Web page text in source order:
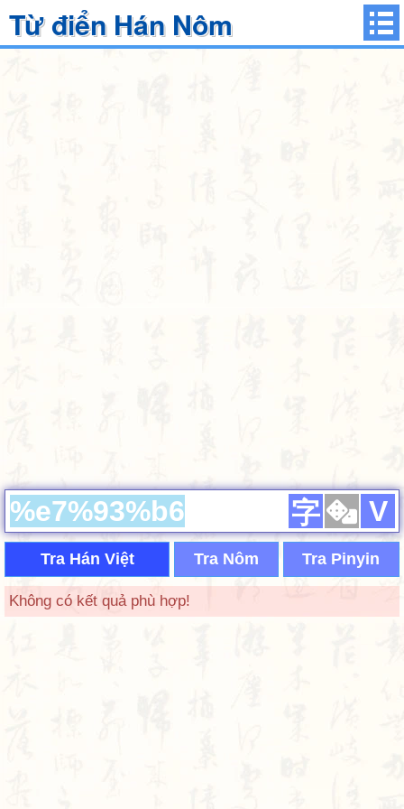
Từ điển Hán Nôm
字 V
Tra Hán Việt Tra Nôm Tra Pinyin
Không có kết quả phù hợp!